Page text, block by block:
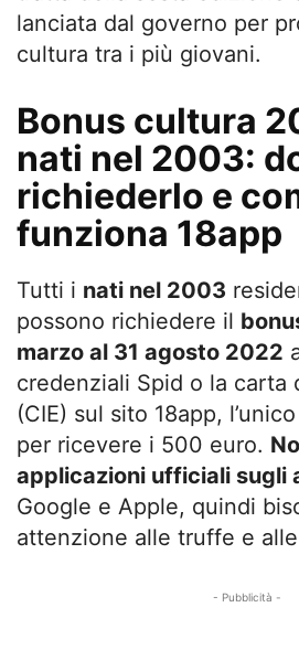
lanciata dal governo per
cultura tra i più giovani.
Bonus cultura
nati nel 2003:
richiederlo e
funziona 18app
Tutti i nati nel 2003
possono richiedere il
marzo al 31 agosto 2022
credenziali Spid o la carta
(CIE) sul sito 18app,
per ricevere i 500 euro.
applicazioni ufficiali sugli
Google e Apple, quindi
attenzione alle truffe e
- Pubblicità -